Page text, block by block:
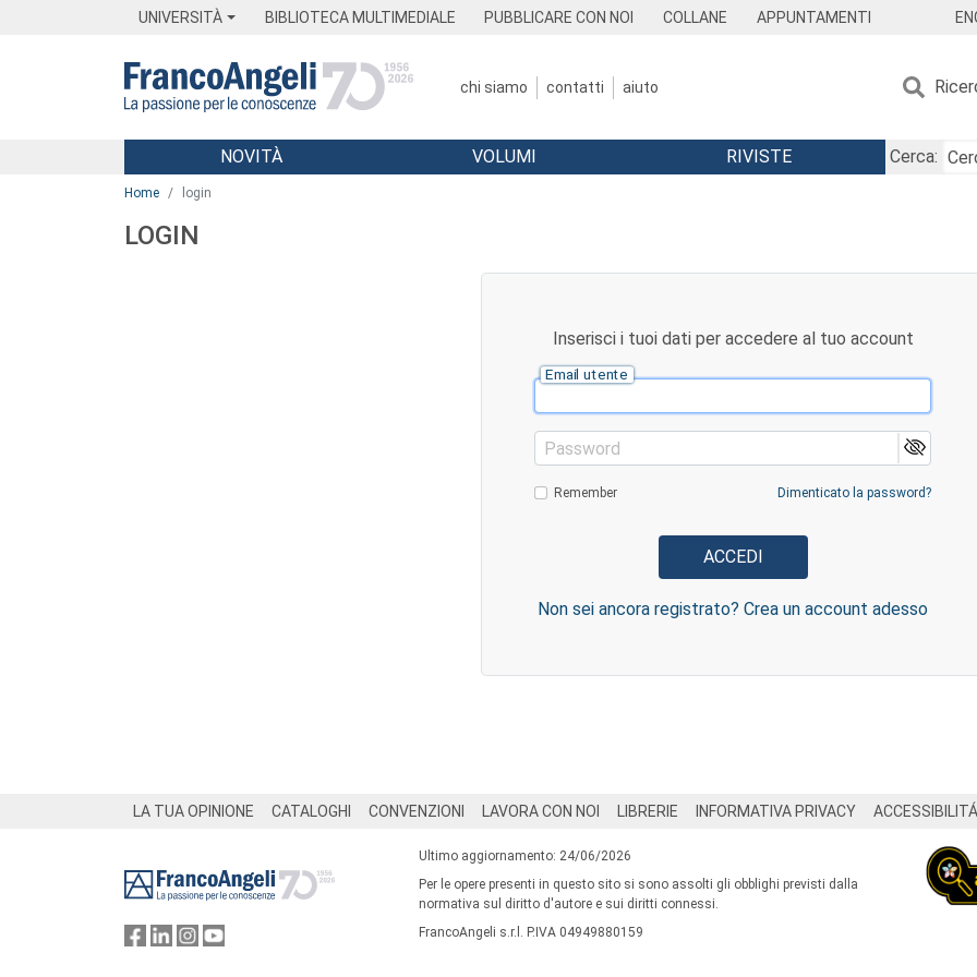
UNIVERSITÀ BIBLIOTECA MULTIMEDIALE PUBBLICARE CON NOI COLLANE APPUNTAMENTI
chi siamo contatti aiuto
Menu
NOVITÀ VOLUMI RIVISTE
Cerca:
Home login
LOGIN
Inserisci i tuoi dati per accedere al tuo account
Email utente
Password
Remember Dimenticato la password?
Non sei ancora registrato? Crea un account adesso
LA TUA OPINIONE CATALOGHI CONVENZIONI LAVORA CON NOI LIBRERIE INFORMATIVA PRIVACY ACCESSIBILITÁ
Ultimo aggiornamento: 24/06/2026
Per le opere presenti in questo sito si sono assolti gli obblighi previsti dalla
normativa sul diritto d'autore e sui diritti connessi.
FrancoAngeli s.r.l. P.IVA 04949880159